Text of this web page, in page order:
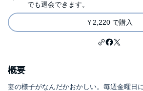
でも退会できます。
￥2,220 で購入
概要
妻の様子がなんだかおかしい。毎週金曜日